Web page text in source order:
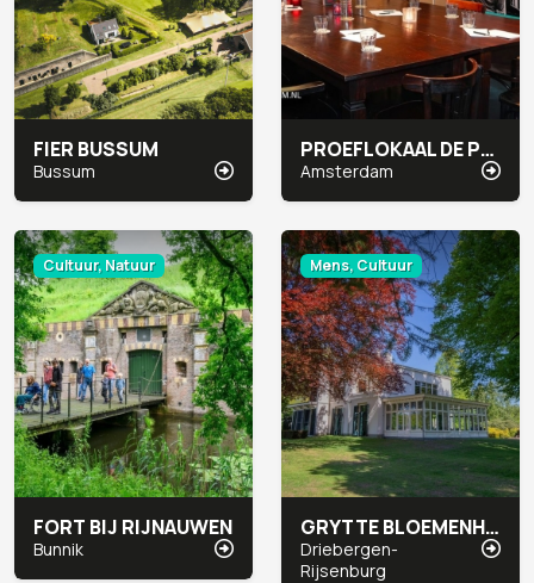
FIER BUSSUM
Bussum
PROEFLOKAAL DE PRAEL
Amsterdam
Cultuur, Natuur
FORT BIJ RIJNAUWEN
Bunnik
Mens, Cultuur
GRYTTE BLOEMENHEUVEL
Driebergen-
Rijsenburg